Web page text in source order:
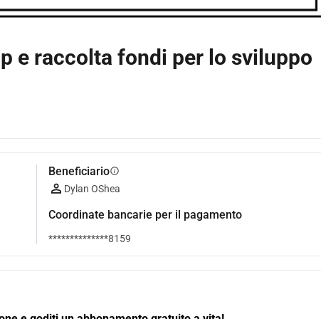
e raccolta fondi per lo sviluppo
Beneficiarioinfo
Dylan OShea
Coordinate bancarie per il pagamento
**************8159